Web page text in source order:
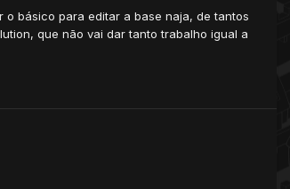
o básico para editar a base naja, de tantos
que não vai dar tanto trabalho igual a